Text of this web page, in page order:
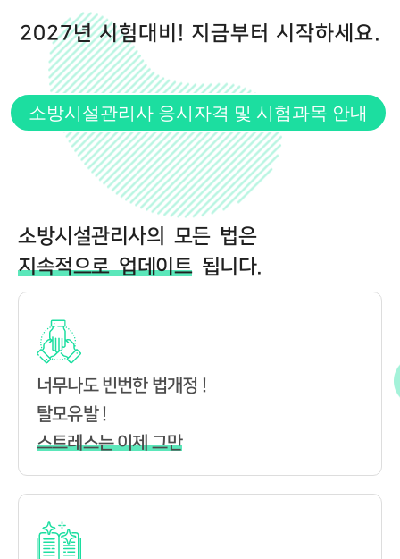
2027년 시험대비! 지금부터 시작하세요.
소방시설관리사 응시자격 및 시험과목 안내
소방시설관리사의 모든 법은
지속적으로 업데이트됩니다.
너무나도 빈번한 법개정 !
탈모유발 !
스트레스는 이제 그만